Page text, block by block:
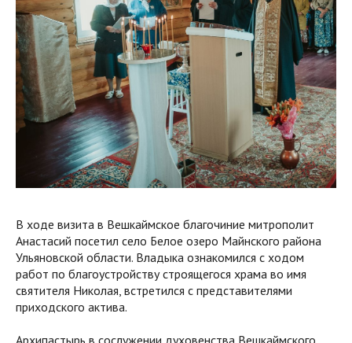
В ходе визита в Вешкаймское благочиние митрополит
Анастасий посетил село Белое озеро Майнского района
Ульяновской области. Владыка ознакомился с ходом
работ по благоустройству строящегося храма во имя
святителя Николая, встретился с представителями
приходского актива.